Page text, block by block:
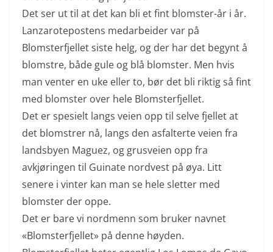
Det ser ut til at det kan bli et fint blomster-år i år.
Lanzarotepostens medarbeider var på
Blomsterfjellet siste helg, og der har det begynt å
blomstre, både gule og blå blomster. Men hvis
man venter en uke eller to, bør det bli riktig så fint
med blomster over hele Blomsterfjellet.
Det er spesielt langs veien opp til selve fjellet at
det blomstrer nå, langs den asfalterte veien fra
landsbyen Maguez, og grusveien opp fra
avkjøringen til Guinate nordvest på øya. Litt
senere i vinter kan man se hele sletter med
blomster der oppe.
Det er bare vi nordmenn som bruker navnet
«Blomsterfjellet» på denne høyden.